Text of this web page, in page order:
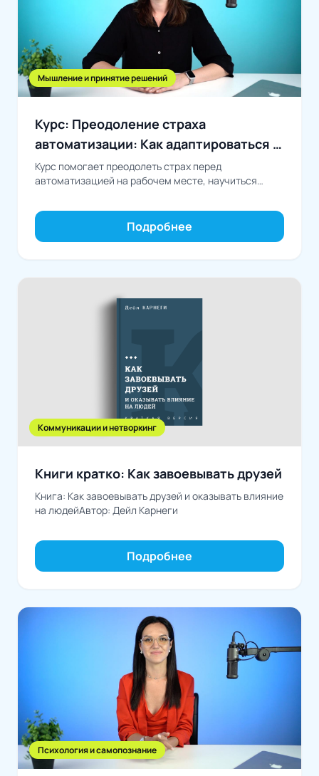
Мышление и принятие решений
Курс: Преодоление страха
автоматизации: Как адаптироваться к
технологическим изменениям
Курс помогает преодолеть страх перед
автоматизацией на рабочем месте, научиться
для успешного...
Подробнее
Коммуникации и нетворкинг
Книги кратко: Как завоевывать друзей
Книга: Как завоевывать друзей и оказывать влияние
на людейАвтор: Дейл Карнеги
Подробнее
Психология и самопознание